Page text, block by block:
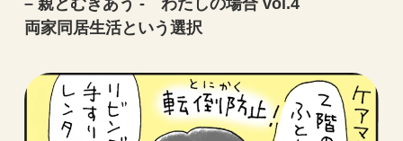
– 親とむきあう - わたしの場合 vol.4
両家同居生活という選択